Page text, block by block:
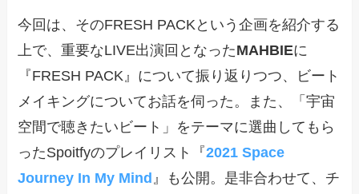
今回は、そのFRESH PACKという企画を紹介する
上で、重要なLIVE出演回となったMAHBIEに
『FRESH PACK』について振り返りつつ、ビート
メイキングについてお話を伺った。また、「宇宙
空間で聴きたいビート」をテーマに選曲してもら
ったSpoitfyのプレイリスト『2021 Space
Journey In My Mind 』も公開。是非合わせて、チ